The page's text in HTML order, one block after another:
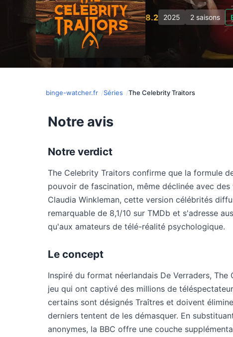
8.2 2025 2 saisons
binge-watcher.fr Séries The Celebrity Traitors
Notre avis
Notre verdict
The Celebrity Traitors confirme que la formule
pouvoir de fascination, même déclinée avec
Claudia Winkleman, cette version célébrités
remarquable de 8,1/10 sur TMDb et s'adresse
qu'aux amateurs de télé-réalité psychologique.
Le concept
Inspiré du format néerlandais De Verraders,
jeu qui ont captivé des millions de
certains sont désignés Traîtres et doivent
derniers tentent de les démasquer. En
anonymes, la BBC offre une couche